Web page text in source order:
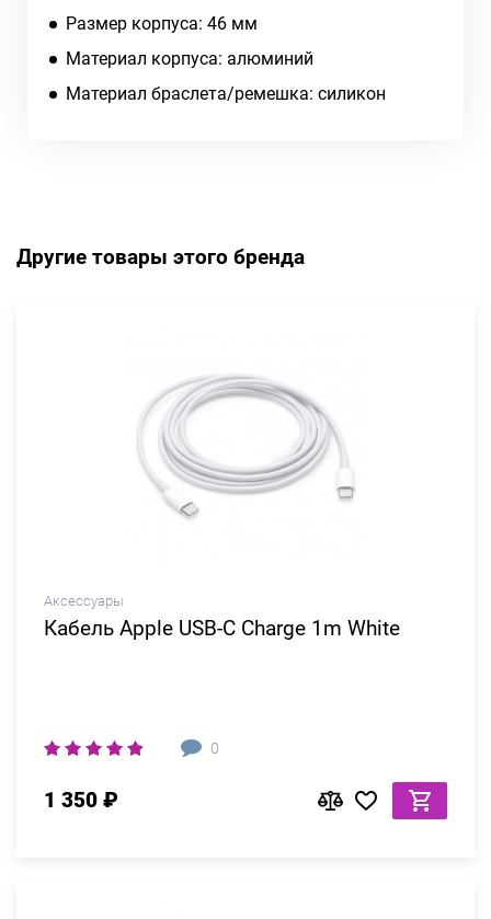
Размер корпуса: 46 мм
Материал корпуса: алюминий
Материал браслета/ремешка: силикон
Другие товары этого бренда
Аксессуары
Кабель Apple USB-C Charge 1m White
0
1 350 ₽